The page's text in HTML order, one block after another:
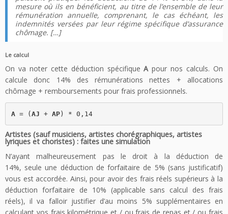
mesure où ils en bénéficient, au titre de l’ensemble de leur
rémunération annuelle, comprenant, le cas échéant, les
indemnités versées par leur régime spécifique d’assurance
chômage. […]
Le calcul
On va noter cette déduction spécifiqueApour nos calculs. On
calcule donc 14% des rémunérations nettes + allocations
chômage + remboursements pour frais professionnels.
A = (AJ + AP) * 0,14
Artistes (sauf musiciens, artistes chorégraphiques, artistes
lyriques et choristes) : faites une simulation
N’ayant malheureusement pas le droit à la déduction de
14%, seule une déduction de forfaitaire de 5% (sans justificatif)
vous est accordée. Ainsi, pour avoir des frais réels supérieurs à la
déduction forfaitaire de 10% (applicable sans calcul des frais
réels), il va falloir justifier d’au moins 5% supplémentaires en